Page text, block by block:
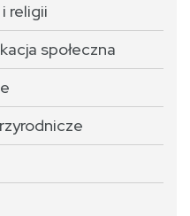
religii
społeczna